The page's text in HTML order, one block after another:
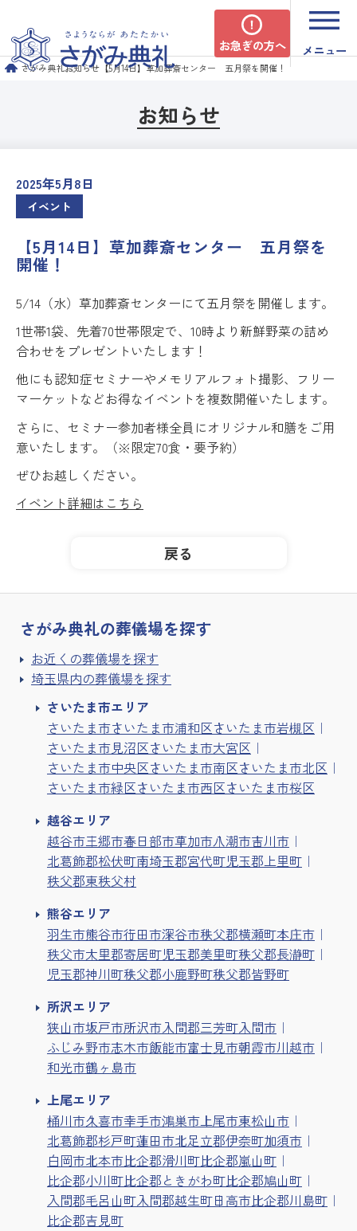
お急ぎの方へ メニュー
さがみ典礼お知らせ 【5月14日】草加葬斎センター 五月祭を開催！
お知らせ
2025年5月8日
イベント
【5月14日】草加葬斎センター 五月祭を
開催！
5/14（水）草加葬斎センターにて五月祭を開催します。
1世帯1袋、先着70世帯限定で、10時より新鮮野菜の詰め
合わせをプレゼントいたします！
他にも認知症セミナーやメモリアルフォト撮影、フリー
マーケットなどお得なイベントを複数開催いたします。
さらに、セミナー参加者様全員にオリジナル和膳をご用
意いたします。（※限定70食・要予約）
ぜひお越しください。
イベント詳細はこちら
戻る
さがみ典礼の葬儀場を探す
お近くの葬儀場を探す
埼玉県内の葬儀場を探す
さいたま市エリア
さいたま市さいたま市浦和区さいたま市岩槻区
さいたま市見沼区さいたま市大宮区
さいたま市中央区さいたま市南区さいたま市北区
さいたま市緑区さいたま市西区さいたま市桜区
越谷エリア
越谷市三郷市春日部市草加市八潮市吉川市
北葛飾郡松伏町南埼玉郡宮代町児玉郡上里町
秩父郡東秩父村
熊谷エリア
羽生市熊谷市行田市深谷市秩父郡横瀬町本庄市
秩父市大里郡寄居町児玉郡美里町秩父郡長瀞町
児玉郡神川町秩父郡小鹿野町秩父郡皆野町
所沢エリア
狭山市坂戸市所沢市入間郡三芳町入間市
ふじみ野市志木市飯能市富士見市朝霞市川越市
和光市鶴ヶ島市
上尾エリア
桶川市久喜市幸手市鴻巣市上尾市東松山市
北葛飾郡杉戸町蓮田市北足立郡伊奈町加須市
白岡市北本市比企郡滑川町比企郡嵐山町
比企郡小川町比企郡ときがわ町比企郡鳩山町
入間郡毛呂山町入間郡越生町日高市比企郡川島町
比企郡吉見町